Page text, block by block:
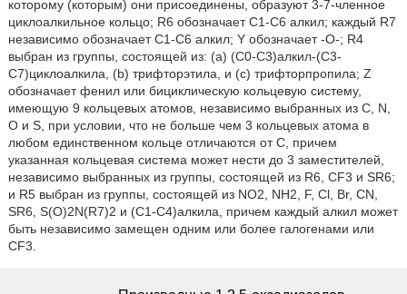
которому (которым) они присоединены, образуют 3-7-членное
циклоалкильное кольцо; R6 обозначает C1-C6 алкил; каждый R7
независимо обозначает C1-C6 алкил; Y обозначает -O-; R4
выбран из группы, состоящей из: (a) (C0-C3)алкил-(C3-
C7)циклоалкила, (b) трифторэтила, и (c) трифторпропила; Z
обозначает фенил или бициклическую кольцевую систему,
имеющую 9 кольцевых атомов, независимо выбранных из C, N,
O и S, при условии, что не больше чем 3 кольцевых атома в
любом единственном кольце отличаются от C, причем
указанная кольцевая система может нести до 3 заместителей,
независимо выбранных из группы, состоящей из R6, CF3 и SR6;
и R5 выбран из группы, состоящей из NO2, NH2, F, Cl, Br, CN,
SR6, S(O)2N(R7)2 и (C1-C4)алкила, причем каждый алкил может
быть независимо замещен одним или более галогенами или
CF3.